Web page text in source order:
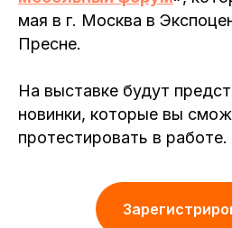
мая в г. Москва в
Пресне.
На выставке будут
новинки, которые вы
протестировать в работе.